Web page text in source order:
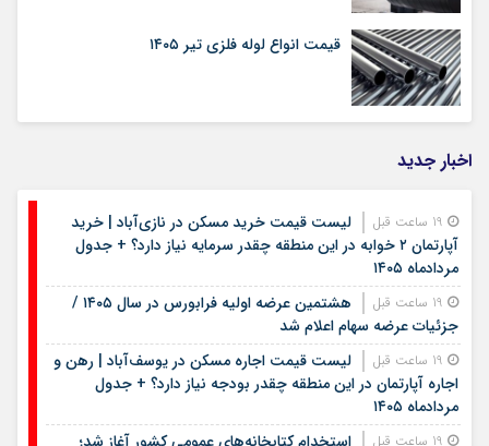
قیمت انواع لوله فلزی تیر ۱۴۰۵
اخبار جدید
لیست قیمت خرید مسکن در نازی‌آباد | خرید
آپارتمان ۲ خوابه در این منطقه چقدر سرمایه نیاز دارد؟ + جدول
مردادماه ۱۴۰۵
هشتمین عرضه اولیه فرابورس در سال ۱۴۰۵ /
جزئیات عرضه سهام اعلام شد
لیست قیمت اجاره مسکن در یوسف‌آباد | رهن و
اجاره آپارتمان در این منطقه چقدر بودجه نیاز دارد؟ + جدول
مردادماه ۱۴۰۵